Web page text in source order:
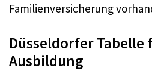
Familienversicherung
Düsseldorfer
Ausbildung